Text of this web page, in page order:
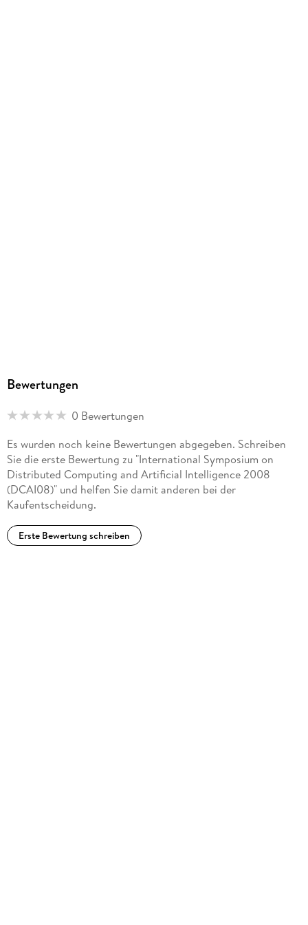
Bewertungen
0 Bewertungen
Es wurden noch keine Bewertungen abgegeben. Schreiben
Sie die erste Bewertung zu "International Symposium on
Distributed Computing and Artificial Intelligence 2008
(DCAI08)" und helfen Sie damit anderen bei der
Kaufentscheidung.
Erste Bewertung schreiben